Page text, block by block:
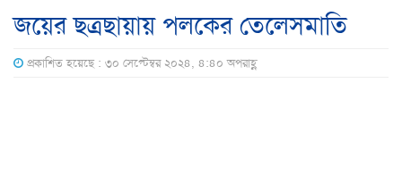
জয়ের ছত্রছায়ায় পলকের তেলেসমাতি
প্রকাশিত হয়েছে : ৩০ সেপ্টেম্বর ২০২৪, ৪:৪০ অপরাহ্ণ